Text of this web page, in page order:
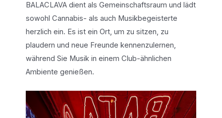
BALACLAVA dient als Gemeinschaftsraum und lädt
sowohl Cannabis- als auch Musikbegeisterte
herzlich ein. Es ist ein Ort, um zu sitzen, zu
plaudern und neue Freunde kennenzulernen,
während Sie Musik in einem Club-ähnlichen
Ambiente genießen.